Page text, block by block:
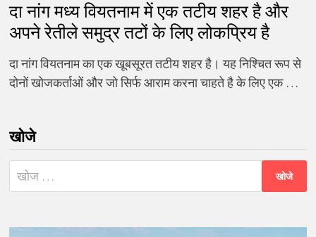
दा नांग मध्य वियतनाम में एक तटीय शहर है और
अपने रेतीले समुद्र तटों के लिए लोकप्रिय है
दा नांग वियतनाम का एक खूबसूरत तटीय शहर है। यह निश्चित रूप से
दोनों खोजकर्ताओं और जो सिर्फ आराम करना चाहते है के लिए एक …
खोजे
निम्न
को